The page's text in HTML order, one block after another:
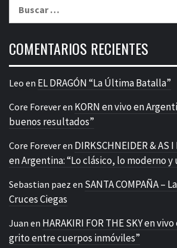
COMENTARIOS RECIENTES
Leo en EL DRAGÓN “La Última Batalla”
Core Foreveren KORN en vivo en
buenos resultados”
Core Foreveren DIRKSCHNEIDER & AS I
en Argentina: “Lo clásico, lo moderno y
Sebastian paez en SANTA COMPAÑA –
Cruces Ciegas
Juan en HARAKIRI FOR THE SKY en
grito entre cuerpos inmóviles”